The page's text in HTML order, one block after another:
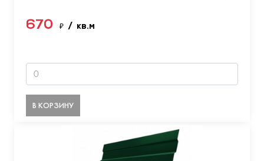
670 ₽ / кв.м
В КОРЗИНУ